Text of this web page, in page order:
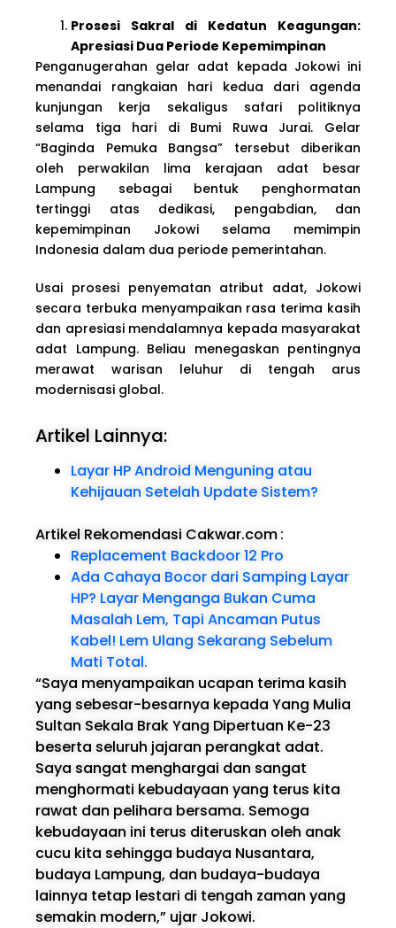
Prosesi Sakral di Kedatun Keagungan:
Apresiasi Dua Periode Kepemimpinan
Penganugerahan gelar adat kepada Jokowi ini
menandai rangkaian hari kedua dari agenda
kunjungan kerja sekaligus safari politiknya
selama tiga hari di Bumi Ruwa Jurai. Gelar
“Baginda Pemuka Bangsa” tersebut diberikan
oleh perwakilan lima kerajaan adat besar
Lampung sebagai bentuk penghormatan
tertinggi atas dedikasi, pengabdian, dan
kepemimpinan Jokowi selama memimpin
Indonesia dalam dua periode pemerintahan.
Usai prosesi penyematan atribut adat, Jokowi
secara terbuka menyampaikan rasa terima kasih
dan apresiasi mendalamnya kepada masyarakat
adat Lampung. Beliau menegaskan pentingnya
merawat warisan leluhur di tengah arus
modernisasi global.
Artikel Lainnya:
Layar HP Android Menguning atau
Kehijauan Setelah Update Sistem?
Artikel Rekomendasi Cakwar.com:
Replacement Backdoor 12 Pro
Ada Cahaya Bocor dari Samping Layar
HP? Layar Menganga Bukan Cuma
Masalah Lem, Tapi Ancaman Putus
Kabel! Lem Ulang Sekarang Sebelum
Mati Total.
“Saya menyampaikan ucapan terima kasih
yang sebesar-besarnya kepada Yang Mulia
Sultan Sekala Brak Yang Dipertuan Ke-23
beserta seluruh jajaran perangkat adat.
Saya sangat menghargai dan sangat
menghormati kebudayaan yang terus kita
rawat dan pelihara bersama. Semoga
kebudayaan ini terus diteruskan oleh anak
cucu kita sehingga budaya Nusantara,
budaya Lampung, dan budaya-budaya
lainnya tetap lestari di tengah zaman yang
semakin modern,” ujar Jokowi.